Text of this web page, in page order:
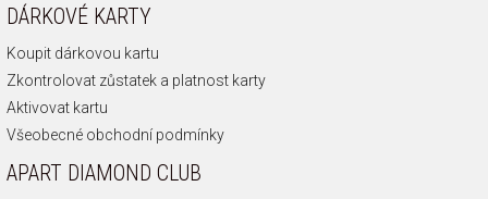
DÁRKOVÉ KARTY
Koupit dárkovou kartu
Zkontrolovat zůstatek a platnost karty
Aktivovat kartu
Všeobecné obchodní podmínky
APART DIAMOND CLUB